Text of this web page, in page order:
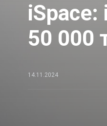
50 000
14.11.2024